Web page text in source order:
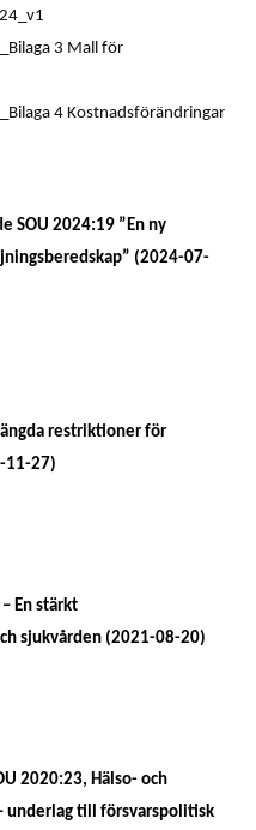
3 Mall för
4 Kostnadsförändringar
SOU 2024:19 ”En ny
(2024-07-
restriktioner för
11-27)
En stärkt
sjukvården (2021-08-20)
2020:23, Hälso- och
underlag till försvarspolitisk